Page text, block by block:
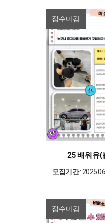
25 배워유
모집기간:
접수마감
접수마감